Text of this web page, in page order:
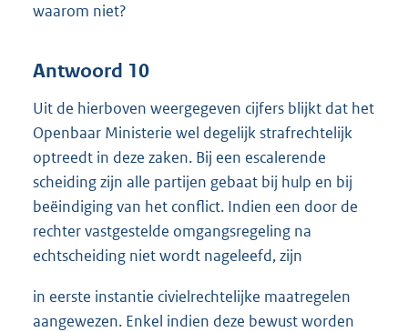
waarom niet?
Antwoord 10
Uit de hierboven weergegeven cijfers blijkt dat het
Openbaar Ministerie wel degelijk strafrechtelijk
optreedt in deze zaken. Bij een escalerende
scheiding zijn alle partijen gebaat bij hulp en bij
beëindiging van het conflict. Indien een door de
rechter vastgestelde omgangsregeling na
echtscheiding niet wordt nageleefd, zijn
in eerste instantie civielrechtelijke maatregelen
aangewezen. Enkel indien deze bewust worden